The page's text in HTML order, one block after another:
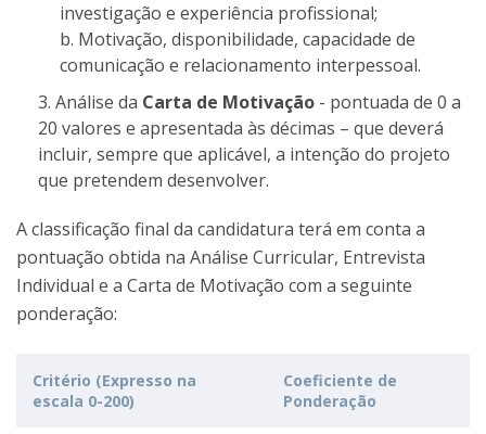
investigação e experiência profissional;
Motivação, disponibilidade, capacidade de
comunicação e relacionamento interpessoal.
Análise da Carta de Motivação - pontuada de 0 a
20 valores e apresentada às décimas – que deverá
incluir, sempre que aplicável, a intenção do projeto
que pretendem desenvolver.
A classificação final da candidatura terá em conta a
pontuação obtida na Análise Curricular, Entrevista
Individual e a Carta de Motivação com a seguinte
ponderação:
Critério (Expresso na
escala 0-200)
Coeficiente de
Ponderação